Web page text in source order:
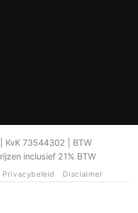
KvK 73544302 | BTW
inclusief 21% BTW
Privacybeleid Disclaimer